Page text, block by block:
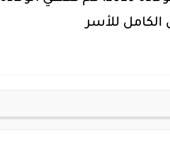
الكامل للأسر